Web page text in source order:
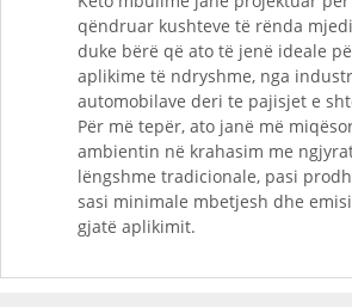
qëndruar kushteve të rënda
duke bërë që ato të jenë ideale
aplikime të ndryshme, nga
automobilave deri te pajisjet e
Për më tepër, ato janë më
ambientin në krahasim me
lëngshme tradicionale, pasi
sasi minimale mbetjesh dhe
gjatë aplikimit.